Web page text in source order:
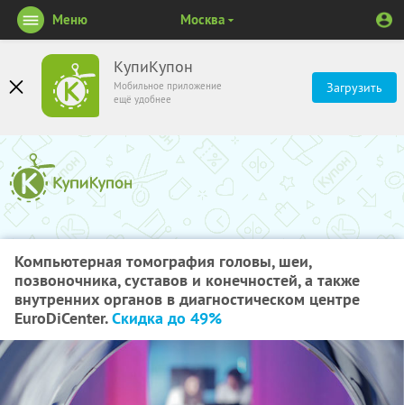
КупиКупон
Мобильное приложение
ещё удобнее
Загрузить
Меню Москва
Компьютерная томография головы, шеи,
позвоночника, суставов и конечностей, а также
внутренних органов в диагностическом центре
EuroDiCenter.Скидка до 49%